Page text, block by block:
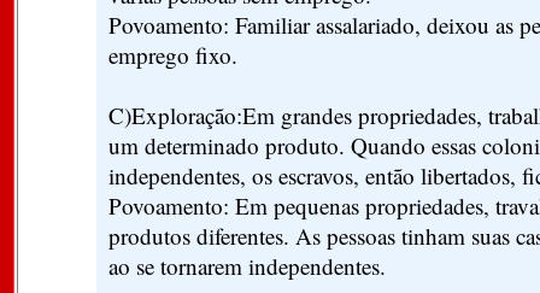
Povoamento: Familiar assalariado, deixou as
emprego fixo.
C)Exploração:Em grandes propriedades,
um determinado produto. Quando essas
independentes, os escravos, então libertados,
Povoamento: Em pequenas propriedades,
produtos diferentes. As pessoas tinham suas
ao se tornarem independentes.